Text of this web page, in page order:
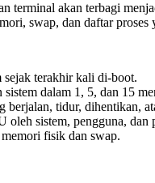
terminal akan terbagi
swap, dan daftar
sejak terakhir kali di-boot.
sistem dalam 1, 5, dan 15
berjalan, tidur, dihentikan,
oleh sistem, pengguna, dan
fisik dan swap.